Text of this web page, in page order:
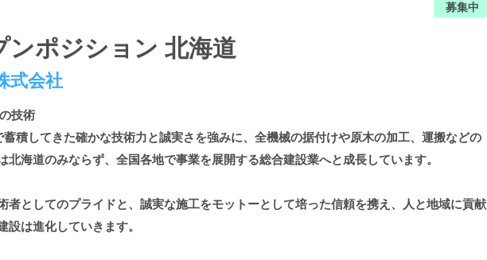
募集中
ンポジション 北海道
式会社
技術
積してきた確かな技術力と誠実さを強みに、全機械の据付けや原木の加工、運搬などの
北海道のみならず、全国各地で事業を展開する総合建設業へと成長しています。
者としてのプライドと、誠実な施工をモットーとして培った信頼を携え、人と地域に貢献
設は進化していきます。